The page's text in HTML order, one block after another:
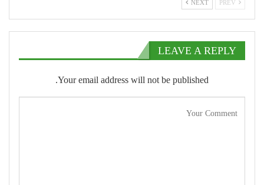
NEXT
LEAVE A REPLY
Your email address will not be published.